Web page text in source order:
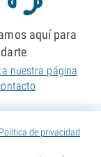
Política de privacidad
aquí para
nuestra página